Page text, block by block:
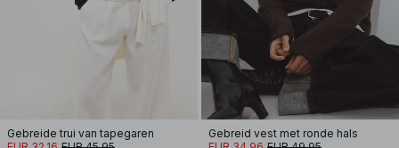
Gebreide trui van tapegaren
Gebreid vest met ronde hals